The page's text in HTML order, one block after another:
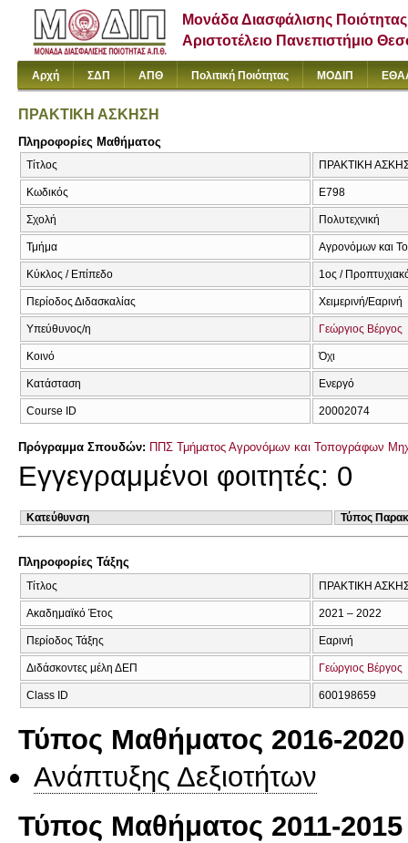
Μονάδα Διασφάλισης Ποιότητας
Αριστοτέλειο Πανεπιστήμιο
Αρχή ΣΔΠ ΑΠΘ Πολιτική Ποιότητας ΜΟΔΙΠ
ΠΡΑΚΤΙΚΗ ΑΣΚΗΣΗ
Πληροφορίες Μαθήματος
Τίτλος ΠΡΑΚΤΙΚΗ
Κωδικός Ε798
Σχολή Πολυτεχνική
Τμήμα Αγρονόμων και
Κύκλος / Επίπεδο 1ος /
Περίοδος Διδασκαλίας Χειμερινή/Εαρινή
Υπεύθυνος/η Γεώργιος Βέργος
Κοινό Όχι
Κατάσταση Ενεργό
Course ID 20002074
Πρόγραμμα Σπουδών: ΠΠΣ Τμήματος Αγρονόμων και Τοπογράφων
Εγγεγραμμένοι φοιτητές: 0
Κατεύθυνση Τύπος
Πληροφορίες Τάξης
Τίτλος ΠΡΑΚΤΙΚΗ
Ακαδημαϊκό Έτος 2021 – 2022
Περίοδος Τάξης Εαρινή
Διδάσκοντες μέλη ΔΕΠ Γεώργιος Βέργος
Class ID 600198659
Τύπος Μαθήματος 2016-2020
Ανάπτυξης Δεξιοτήτων
Τύπος Μαθήματος 2011-2015